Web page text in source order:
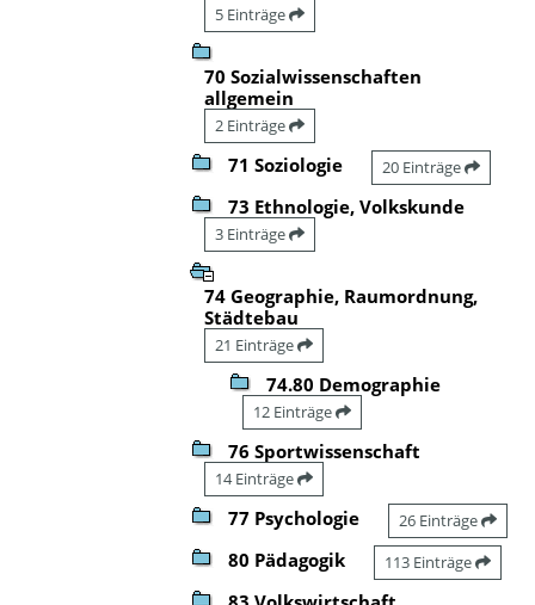
5 Einträge
70 Sozialwissenschaften
allgemein
2 Einträge
71 Soziologie 20 Einträge
73 Ethnologie, Volkskunde
3 Einträge
74 Geographie, Raumordnung,
Städtebau
21 Einträge
74.80 Demographie
12 Einträge
76 Sportwissenschaft
14 Einträge
77 Psychologie 26 Einträge
80 Pädagogik 113 Einträge